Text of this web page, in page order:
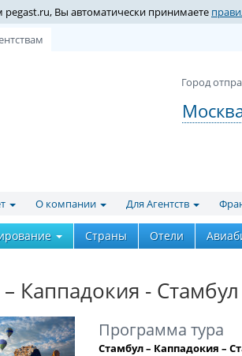
pegast.ru, Вы автоматически принимаете
Город
О компании Для Агентств
Страны Отели
Каппадокия -
Программа тура
Стамбул – Каппадокия –